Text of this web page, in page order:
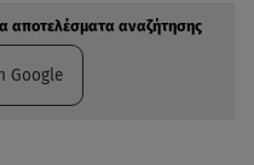
αποτελέσματα αναζήτησης
Google